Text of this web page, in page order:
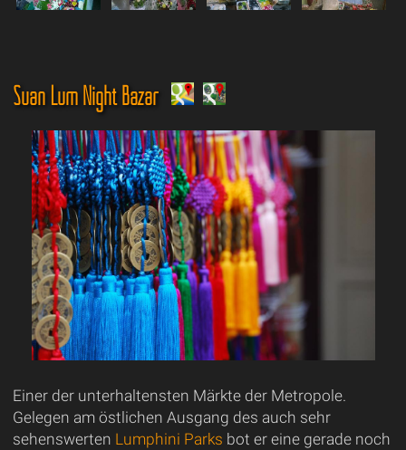
Suan Lum Night Bazar
Einer der unterhaltensten Märkte der Metropole.
Gelegen am östlichen Ausgang des auch sehr
sehenswerten Lumphini Parks bot er eine gerade noch